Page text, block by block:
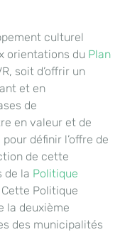
culturel
orientations du Plan
soit d’offrir un
et en
de
en valeur et de
définir l’offre de
de cette
de la Politique
Cette Politique
la deuxième
des municipalités